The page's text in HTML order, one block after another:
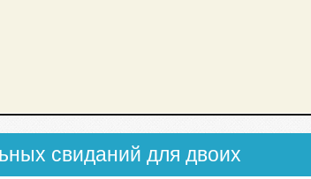
свиданий для двоих